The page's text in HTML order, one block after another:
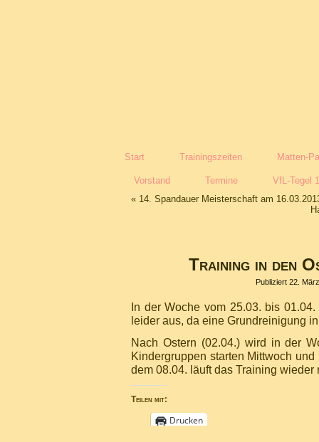
Start Trainingszeiten Matten-
Vorstand Termine
VfL-Tegel
« 14. Spandauer Meisterschaft am
Training in den
Publiziert 22.
In der Woche vom 25.03. bis
leider aus, da eine Grundreinigung
Nach Ostern (02.04.) wird in der
Kindergruppen starten Mittwoch
dem 08.04. läuft das Training wieder
Teilen mit:
Drucken